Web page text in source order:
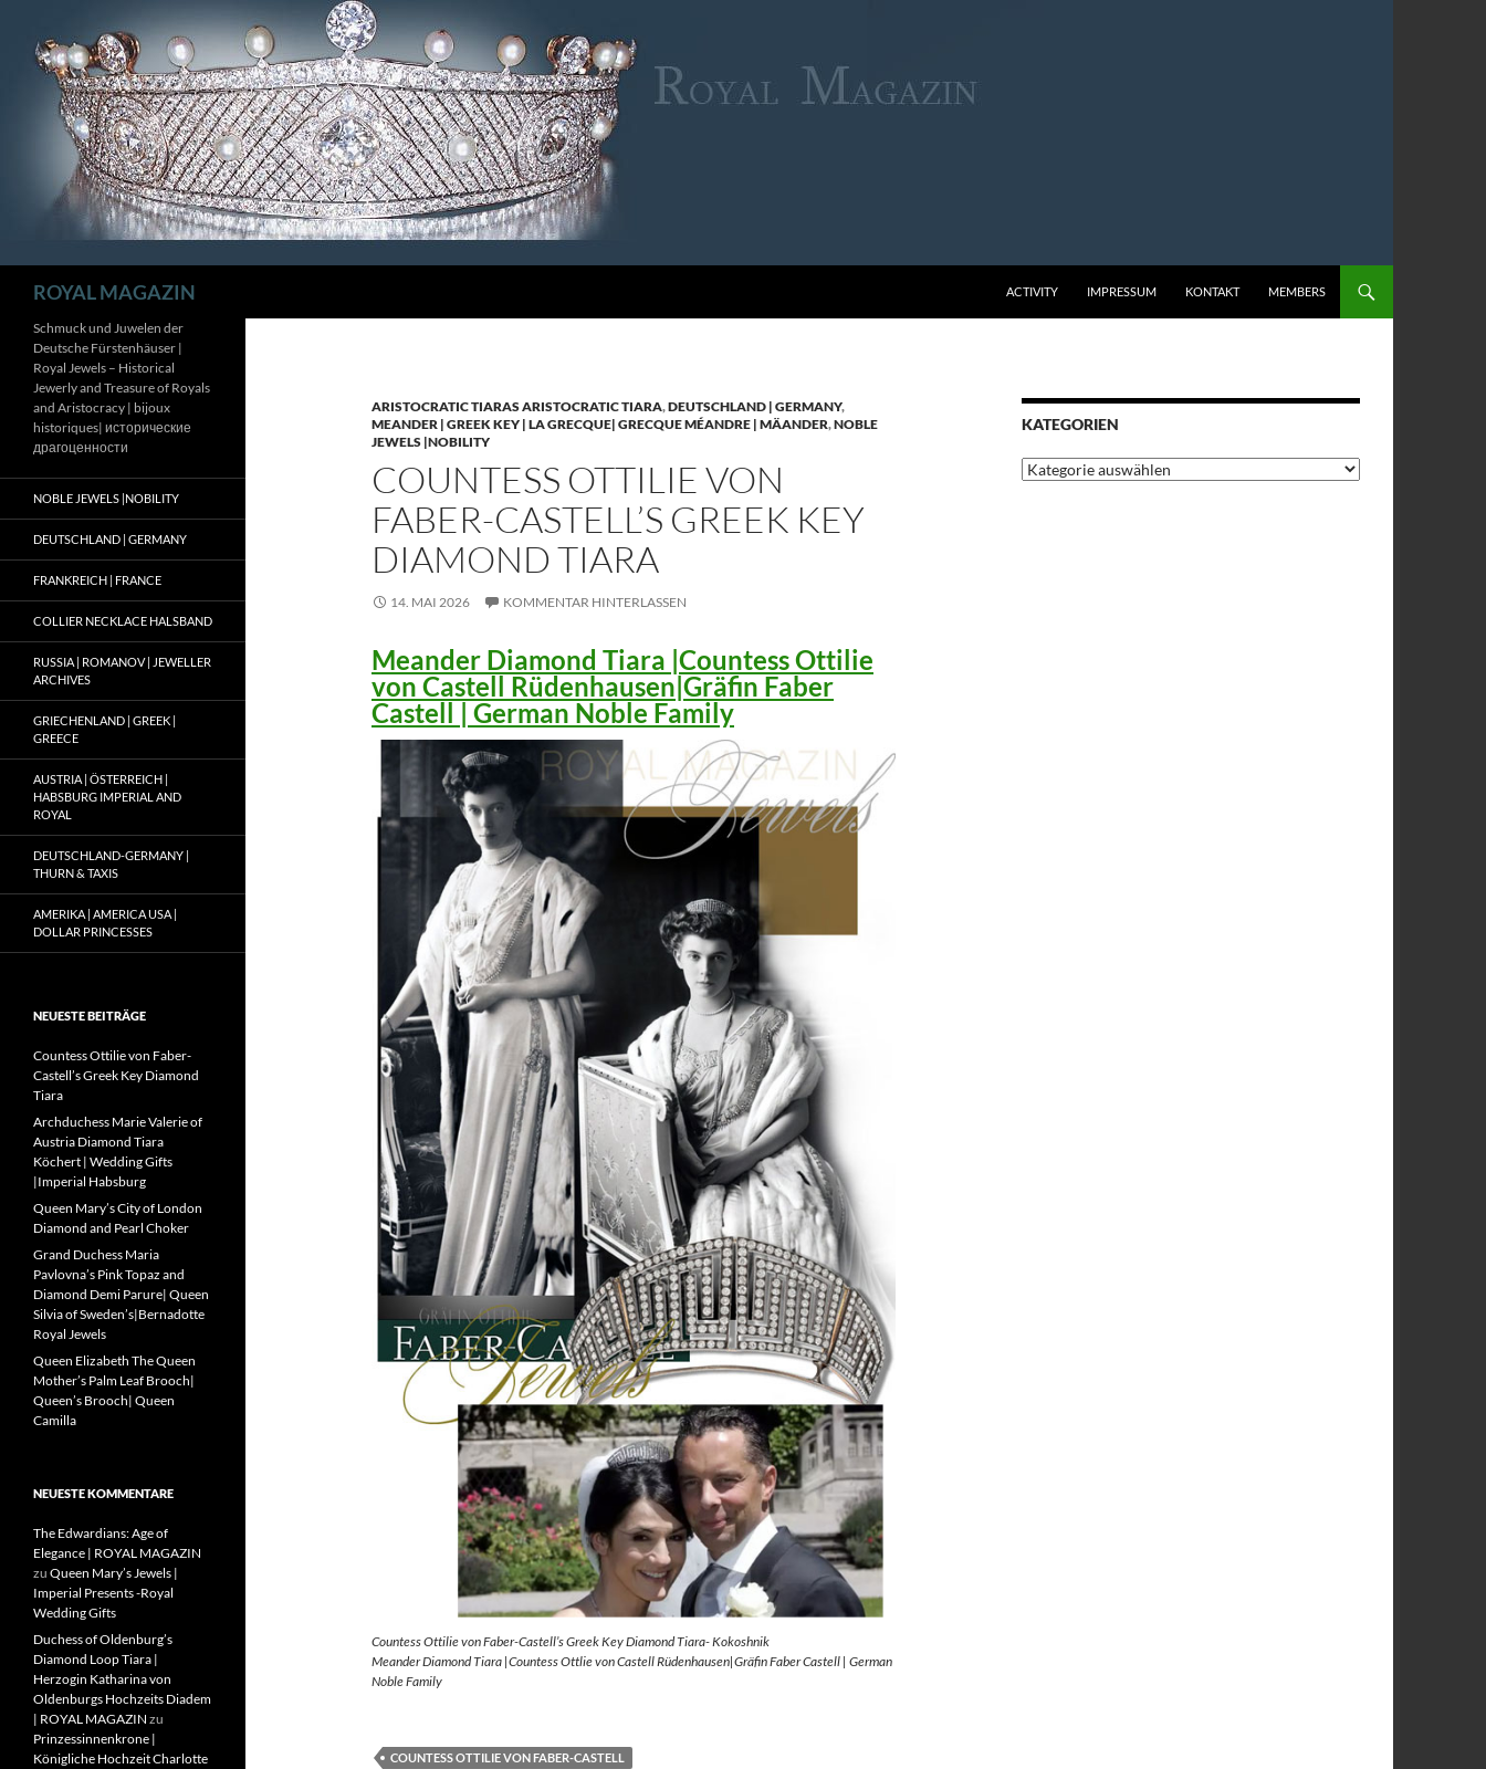
Inhalt
springen
ROYAL MAGAZIN ACTIVITY IMPRESSUM KONTAKT MEMBERS
ARISTOCRATIC TIARAS ARISTOCRATIC TIARA,DEUTSCHLAND | GERMANY,
MEANDER | GREEK KEY | LA GRECQUE| GRECQUE MÉANDRE | MÄANDER,NOBLE
JEWELS |NOBILITY
COUNTESS OTTILIE VON
FABER-CASTELL’S GREEK KEY
DIAMOND TIARA
14. MAI 2026 KOMMENTAR HINTERLASSEN
Meander Diamond Tiara |Countess Ottilie
von Castell Rüdenhausen|Gräfin Faber
Castell | German Noble Family
Countess Ottilie von Faber-Castell’s Greek Key Diamond Tiara- Kokoshnik
Meander Diamond Tiara |Countess Ottlie von Castell Rüdenhausen|Gräfin Faber Castell | German
Noble Family
COUNTESS OTTILIE VON FABER-CASTELL
KATEGORIEN
Kategorien
Schmuck und Juwelen der
Deutsche Fürstenhäuser |
Royal Jewels – Historical
Jewerly and Treasure of Royals
and Aristocracy | bijoux
historiques| исторические
драгоценности
NOBLE JEWELS |NOBILITY
DEUTSCHLAND | GERMANY
FRANKREICH | FRANCE
COLLIER NECKLACE HALSBAND
RUSSIA | ROMANOV | JEWELLER
ARCHIVES
GRIECHENLAND | GREEK |
GREECE
AUSTRIA | ÖSTERREICH |
HABSBURG IMPERIAL AND
ROYAL
DEUTSCHLAND-GERMANY |
THURN & TAXIS
AMERIKA | AMERICA USA |
DOLLAR PRINCESSES
NEUESTE BEITRÄGE
Countess Ottilie von Faber-
Castell’s Greek Key Diamond
Tiara
Archduchess Marie Valerie of
Austria Diamond Tiara
Köchert | Wedding Gifts
|Imperial Habsburg
Queen Mary’s City of London
Diamond and Pearl Choker
Grand Duchess Maria
Pavlovna’s Pink Topaz and
Diamond Demi Parure| Queen
Silvia of Sweden’s|Bernadotte
Royal Jewels
Queen Elizabeth The Queen
Mother’s Palm Leaf Brooch|
Queen’s Brooch| Queen
Camilla
NEUESTE KOMMENTARE
The Edwardians: Age of
Elegance | ROYAL MAGAZIN
zu Queen Mary’s Jewels |
Imperial Presents -Royal
Wedding Gifts
Duchess of Oldenburg’s
Diamond Loop Tiara |
Herzogin Katharina von
Oldenburgs Hochzeits Diadem
| ROYAL MAGAZIN zu
Prinzessinnenkrone |
Königliche Hochzeit Charlotte